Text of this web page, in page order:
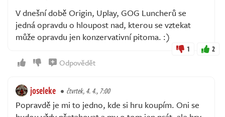
V dnešní době Origin, Uplay, GOG Luncherů se
jedná opravdu o hloupost nad, kterou se vztekat
může opravdu jen konzervativní pitoma. :)
1 2
Odpovědět
joseleke čtvrtek, 4. 4., 7:00
Popravdě je mi to jedno, kde si hru koupím. Oni se